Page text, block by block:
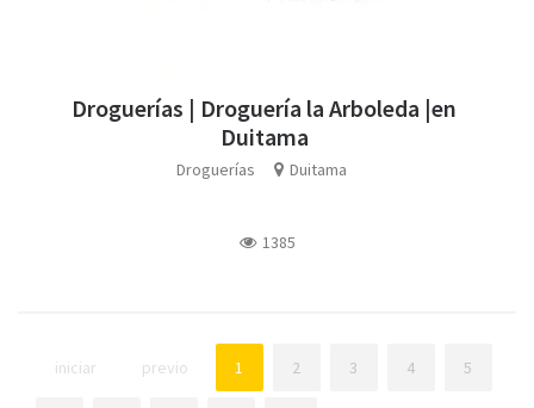
Droguerías | Droguería la Arboleda |en
Duitama
Droguerías Duitama
1385
iniciar previo 1 2 3 4 5